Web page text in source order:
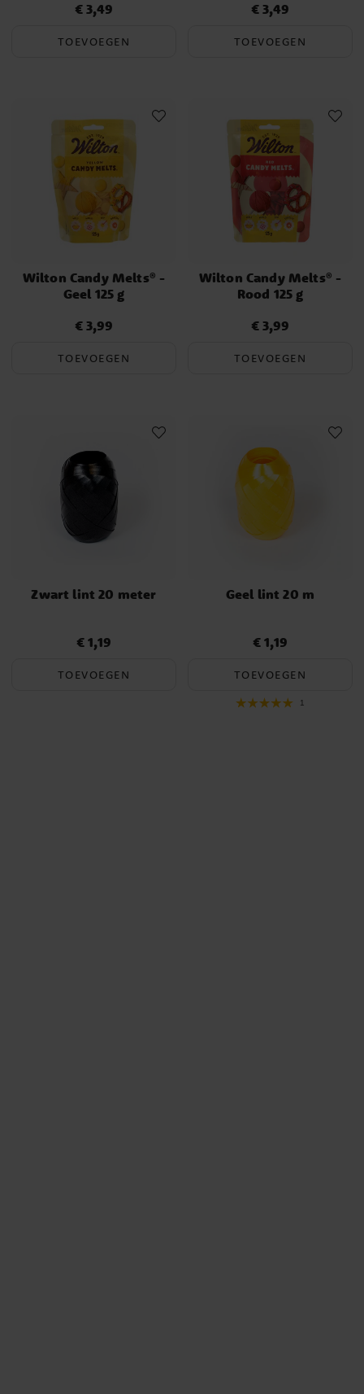
Prijs :€ 3,49
€ 3,49
TOEVOEGEN
Prijs :€ 3,49
€ 3,49
TOEVOEGEN
Wilton Candy Melts® -
Geel 125 g
Prijs :€ 3,99
€ 3,99
TOEVOEGEN
Wilton Candy Melts® -
Rood 125 g
Prijs :€ 3,99
€ 3,99
TOEVOEGEN
Zwart lint 20 meter
Prijs :€ 1,19
€ 1,19
TOEVOEGEN
Geel lint 20 m
Prijs :€ 1,19
€ 1,19
TOEVOEGEN
1